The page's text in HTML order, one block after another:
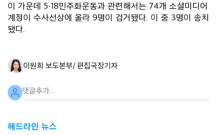
이 가운데 5·18민주화운동과 관련해서는 74개 소셜미디어
계정이 수사선상에 올라 9명이 검거됐다. 이 중 3명이 송치
됐다.
이원희 보도본부/ 편집국장기자
헤드라인 뉴스